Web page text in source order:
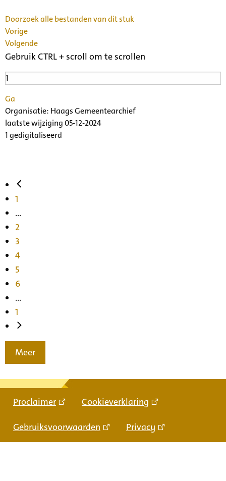
Doorzoek alle bestanden van dit stuk
Vorige
Volgende
Gebruik CTRL + scroll om te scrollen
Ga
Organisatie: Haags Gemeentearchief
laatste wijziging 05-12-2024
1 gedigitaliseerd
1
...
2
3
4
5
6
...
1
Meer
Proclaimer Cookieverklaring
Gebruiksvoorwaarden Privacy